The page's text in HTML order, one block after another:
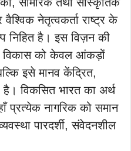
नेतृत्वकर्ता राष्ट्र के
निहित है। इस विज़न की
विकास को केवल आंकड़ों
इसे मानव केंद्रित,
विकसित भारत का अर्थ
प्रत्येक नागरिक को समान
पारदर्शी, संवेदनशील